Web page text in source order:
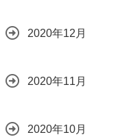
2020年12月
2020年11月
2020年10月